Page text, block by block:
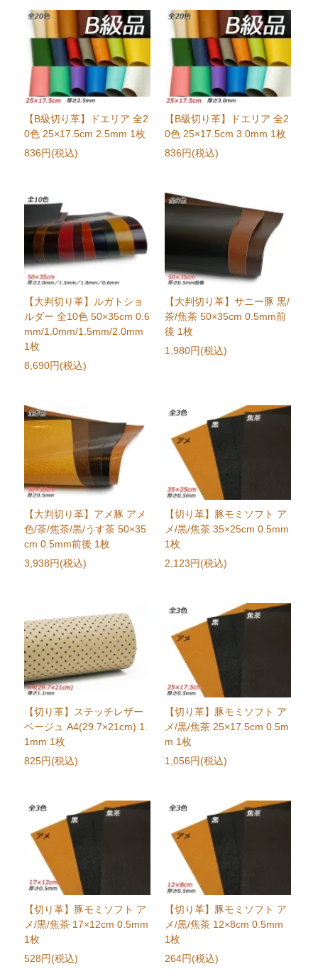
【B級切り革】ドエリア 全2
0色 25×17.5cm 2.5mm 1枚
836円(税込)
【B級切り革】ドエリア 全2
0色 25×17.5cm 3.0mm 1枚
836円(税込)
【大判切り革】ルガトショ
ルダー 全10色 50×35cm 0.6
mm/1.0mm/1.5mm/2.0mm
1枚
8,690円(税込)
【大判切り革】サニー豚 黒/
茶/焦茶 50×35cm 0.5mm前
後 1枚
1,980円(税込)
【大判切り革】アメ豚 アメ
色/茶/焦茶/黒/うす茶 50×35
cm 0.5mm前後 1枚
3,938円(税込)
【切り革】豚モミソフト ア
メ/黒/焦茶 35×25cm 0.5mm
1枚
2,123円(税込)
【切り革】ステッチレザー
ベージュ A4(29.7×21cm) 1.
1mm 1枚
825円(税込)
【切り革】豚モミソフト ア
メ/黒/焦茶 25×17.5cm 0.5m
m 1枚
1,056円(税込)
【切り革】豚モミソフト ア
メ/黒/焦茶 17×12cm 0.5mm
1枚
528円(税込)
【切り革】豚モミソフト ア
メ/黒/焦茶 12×8cm 0.5mm
1枚
264円(税込)